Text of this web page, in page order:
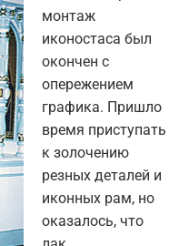
монтаж
иконостаса был
окончен с
опережением
графика. Пришло
время приступать
к золочению
резных деталей и
иконных рам, но
оказалось, что